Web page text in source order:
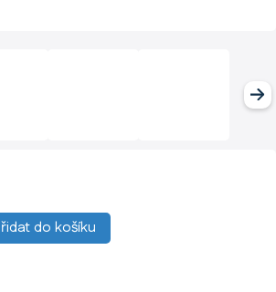
do košíku